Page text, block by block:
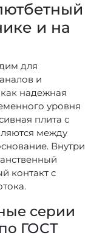
и на
для
и
надежная
уровня
плита с
между
Внутри
контакт с
серии
ГОСТ